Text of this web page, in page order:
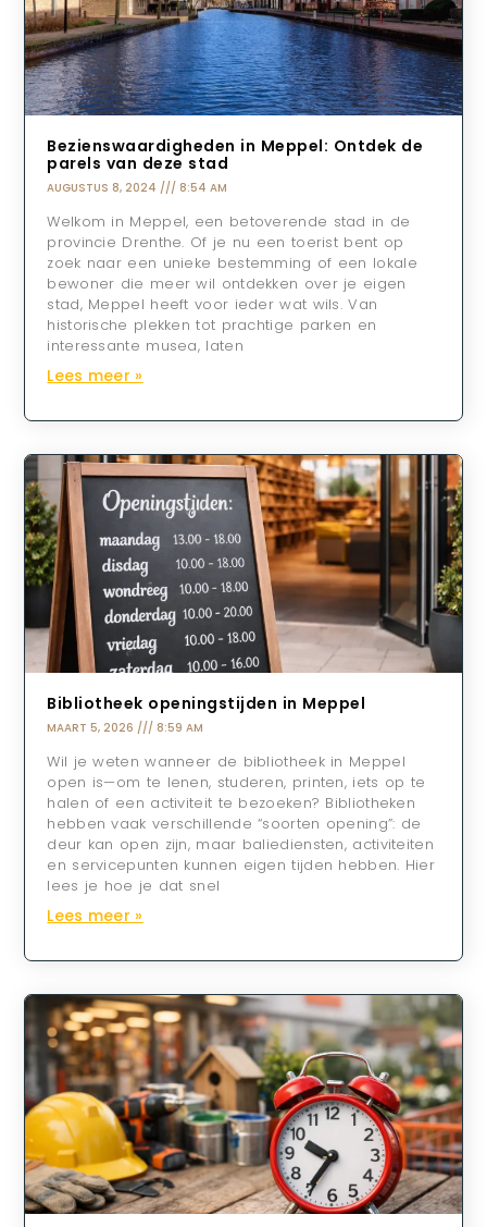
Bezienswaardigheden in Meppel: Ontdek de
parels van deze stad
AUGUSTUS 8, 2024 8:54 AM
Welkom in Meppel, een betoverende stad in de
provincie Drenthe. Of je nu een toerist bent op
zoek naar een unieke bestemming of een lokale
bewoner die meer wil ontdekken over je eigen
stad, Meppel heeft voor ieder wat wils. Van
historische plekken tot prachtige parken en
interessante musea, laten
Lees meer »
Bibliotheek openingstijden in Meppel
MAART 5, 2026 8:59 AM
Wil je weten wanneer de bibliotheek in Meppel
open is—om te lenen, studeren, printen, iets op te
halen of een activiteit te bezoeken? Bibliotheken
hebben vaak verschillende “soorten opening”: de
deur kan open zijn, maar baliediensten, activiteiten
en servicepunten kunnen eigen tijden hebben. Hier
lees je hoe je dat snel
Lees meer »